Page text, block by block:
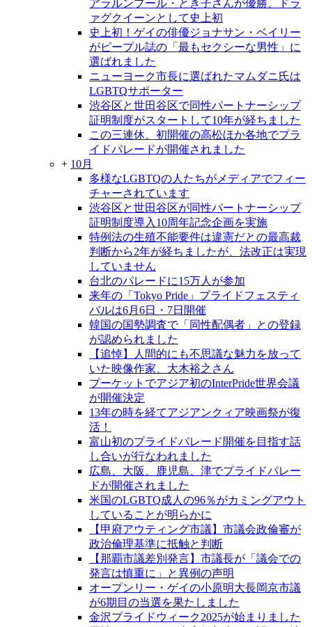
アラルンプール・とき子さんが優勝、ドラ
ァグクイーンとして史上初
史上初！ゲイの俳優ジョナサン・ベイリー
がピープル誌の「最もセクシーな男性」に
選ばれました
ニューヨーク市長に選ばれたマムダニ氏は
LGBTQサポーター
渋谷区と世田谷区で同性パートナーシップ
証明制度がスタートして10年が経ちました
この三連休、初開催の高松ほか各地でプラ
イドパレードが開催されました
+ 10月
多様なLGBTQの人たちがメディアでフィー
チャーされています
渋谷区と世田谷区が同性パートナーシップ
証明制度導入10周年記念企画を実施
特例法の生殖不能要件は違憲だとの最高裁
判断から2年が経ちましたが、法改正は実現
していません
台北のパレードに15万人が参加
来年の「Tokyo Pride」プライドフェスティ
バルは6月6日・7日開催
韓国の国勢調査で「同性配偶者」との登録
が認められました
【追悼】人間的にも不思議な魅力を放って
いた映像作家、大木裕之さん
プーケットでアジア初のInterPride世界会議
が開催決定
13年の時を経てアジアンクィア映画祭が復
活！
富山初のプライドパレード開催を目指す話
し合いが行なわれました
広島、大阪、鹿児島、津でプライドパレー
ドが開催されました
米国のLGBTQ成人の96％がカミングアウト
していることが明らかに
【甲府アウティング市議】市議会政倫審が
政治倫理基準に抵触と判断
【那覇市議差別発言】市議長が「議会での
発言は慎重に」と異例の声明
オープンリー・ゲイの小原明大長岡京市議
が6期目の当選を果たしました
金沢プライドウィーク2025が始まりました